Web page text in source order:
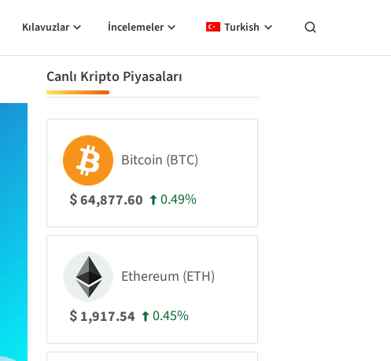
Kılavuzlar İncelemeler Turkish
Canlı Kripto Piyasaları
Bitcoin (BTC)
$64,877.60 0.49%
Ethereum (ETH)
$ 1,917.54 0.45%